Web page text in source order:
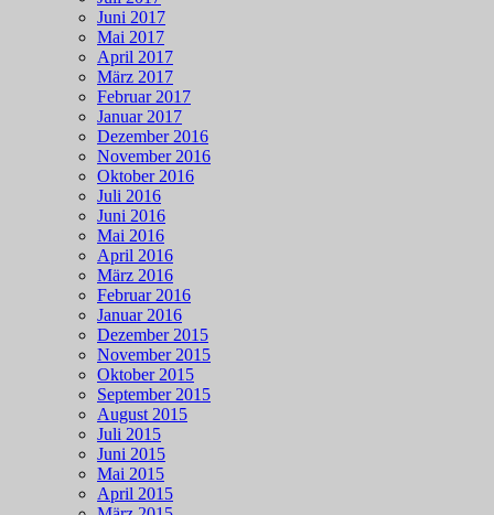
Juni 2017
Mai 2017
April 2017
März 2017
Februar 2017
Januar 2017
Dezember 2016
November 2016
Oktober 2016
Juli 2016
Juni 2016
Mai 2016
April 2016
März 2016
Februar 2016
Januar 2016
Dezember 2015
November 2015
Oktober 2015
September 2015
August 2015
Juli 2015
Juni 2015
Mai 2015
April 2015